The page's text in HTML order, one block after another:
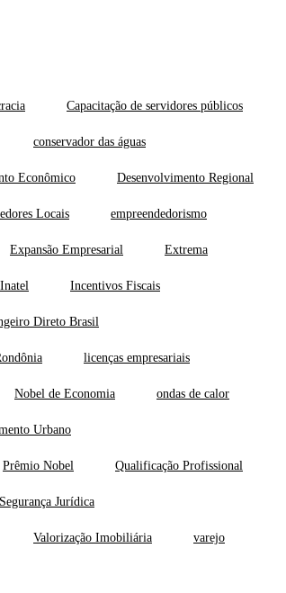
Capacitação de servidores públicos
conservador das águas
Econômico Desenvolvimento Regional
Locais empreendedorismo
Expansão Empresarial Extrema
Inatel Incentivos Fiscais
Direto Brasil
licenças empresariais
Nobel de Economia ondas de calor
Urbano
Prêmio Nobel Qualificação Profissional
Segurança Jurídica
Valorização Imobiliária varejo